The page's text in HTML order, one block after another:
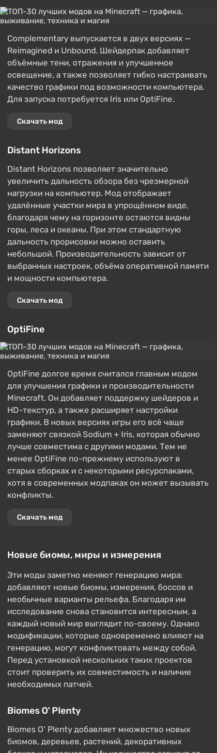
Complementary выпускается в двух версиях —
Reimagined и Unbound. Шейдерпак добавляет
объёмные тени, отражения и улучшенное
освещение, а также позволяет гибко настраивать
качество графики под возможности компьютера.
Для запуска потребуется Iris или OptiFine.
Скачать мод
Distant Horizons
Distant Horizons позволяет значительно
увеличить дальность обзора без чрезмерной
нагрузки на компьютер. Мод отображает
удалённые участки мира в упрощённом виде,
благодаря чему на горизонте остаются видны
горы, леса и океаны. При этом стандартную
дальность прорисовки можно оставить
небольшой. Производительность зависит от
выбранных настроек, объёма оперативной памяти
и мощности компьютера.
Скачать мод
OptiFine
OptiFine долгое время считался главным модом
для улучшения графики и производительности
Minecraft. Он добавляет поддержку шейдеров и
HD-текстур, а также расширяет настройки
графики. В новых версиях игры его всё чаще
заменяют связкой Sodium + Iris, которая обычно
лучше совместима с другими модами. Тем не
менее OptiFine по-прежнему используют в
старых сборках и с некоторыми ресурспаками,
хотя в современных модпаках он может вызывать
конфликты.
Скачать мод
Новые биомы, миры и измерения
Эти моды заметно меняют генерацию мира:
добавляют новые биомы, измерения, боссов и
необычные варианты рельефа. Благодаря им
исследование снова становится интересным, а
каждый новый мир выглядит по-своему. Однако
модификации, которые одновременно влияют на
генерацию, могут конфликтовать между собой.
Перед установкой нескольких таких проектов
стоит проверить их совместимость и наличие
необходимых патчей.
Biomes O' Plenty
Biomes O' Plenty добавляет множество новых
биомов, деревьев, растений, декоративных